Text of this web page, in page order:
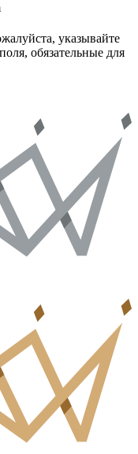
указывайте
обязательные для